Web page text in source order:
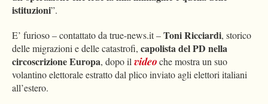
istituzioni”.
E’ furioso – contattato da true-news.it –Toni Ricciardi, storico
delle migrazioni e delle catastrofi, capolista del PD nella
circoscrizione Europa, dopo ilvideoche mostra un suo
volantino elettorale estratto dal plico inviato agli elettori italiani
all’estero.